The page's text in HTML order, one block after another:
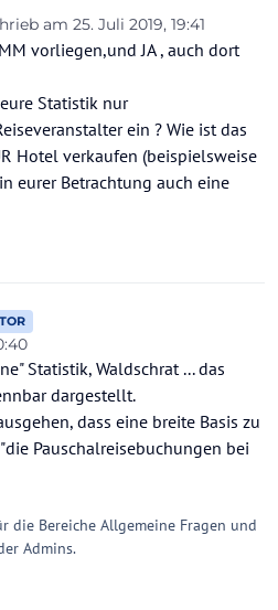
am 25. Juli 2019, 19:41
editiert von
vorliegen,und JA , auch dort
Statistik nur
ein ? Wie ist das
Hotel verkaufen (beispielsweise
eurer Betrachtung auch eine
Statistik, Waldschrat ... das
dargestellt.
dass eine breite Basis zu
Pauschalreisebuchungen bei
die Bereiche Allgemeine Fragen und
Admins.